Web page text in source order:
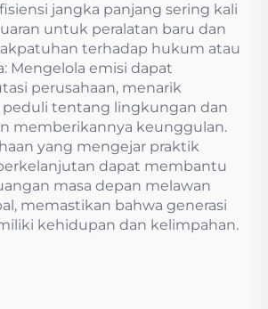
jangka panjang sering kali
untuk peralatan baru dan
terhadap hukum atau
Mengelola emisi dapat
perusahaan, menarik
peduli tentang lingkungan dan
memberikannya keunggulan.
yang mengejar praktik
dapat membantu
masa depan melawan
memastikan bahwa generasi
kehidupan dan kelimpahan.